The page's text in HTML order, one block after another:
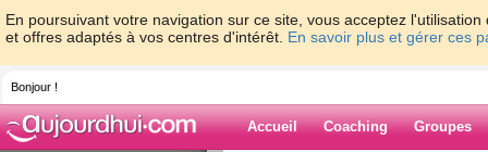
En poursuivant votre navigation sur ce site, vous acceptez
et offres adaptés à vos centres d'intérêt. En savoir plus et gérer ces
Bonjour !
Accueil Coaching Groupes